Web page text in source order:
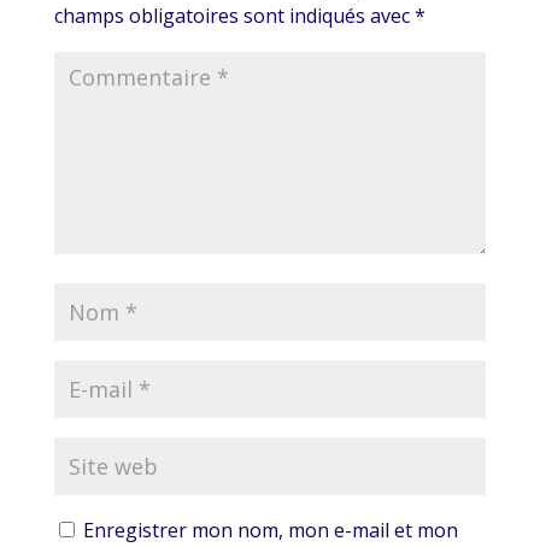
champs obligatoires sont indiqués avec*
Enregistrer mon nom, mon e-mail et mon